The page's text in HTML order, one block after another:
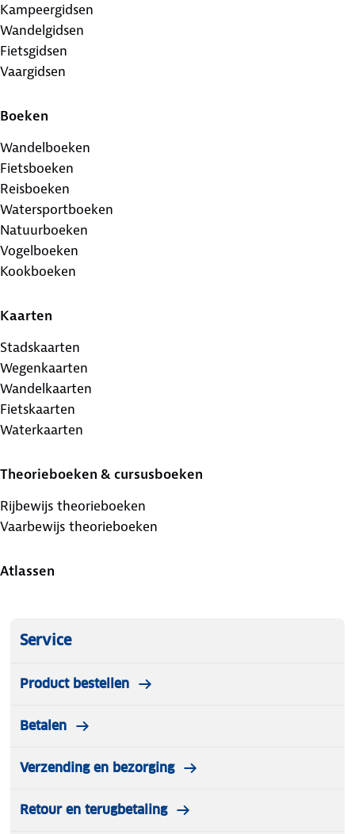
Kampeergidsen
Wandelgidsen
Fietsgidsen
Vaargidsen
Boeken
Wandelboeken
Fietsboeken
Reisboeken
Watersportboeken
Natuurboeken
Vogelboeken
Kookboeken
Kaarten
Stadskaarten
Wegenkaarten
Wandelkaarten
Fietskaarten
Waterkaarten
Theorieboeken & cursusboeken
Rijbewijs theorieboeken
Vaarbewijs theorieboeken
Atlassen
Service
Product bestellen
Betalen
Verzending en bezorging
Retour en terugbetaling